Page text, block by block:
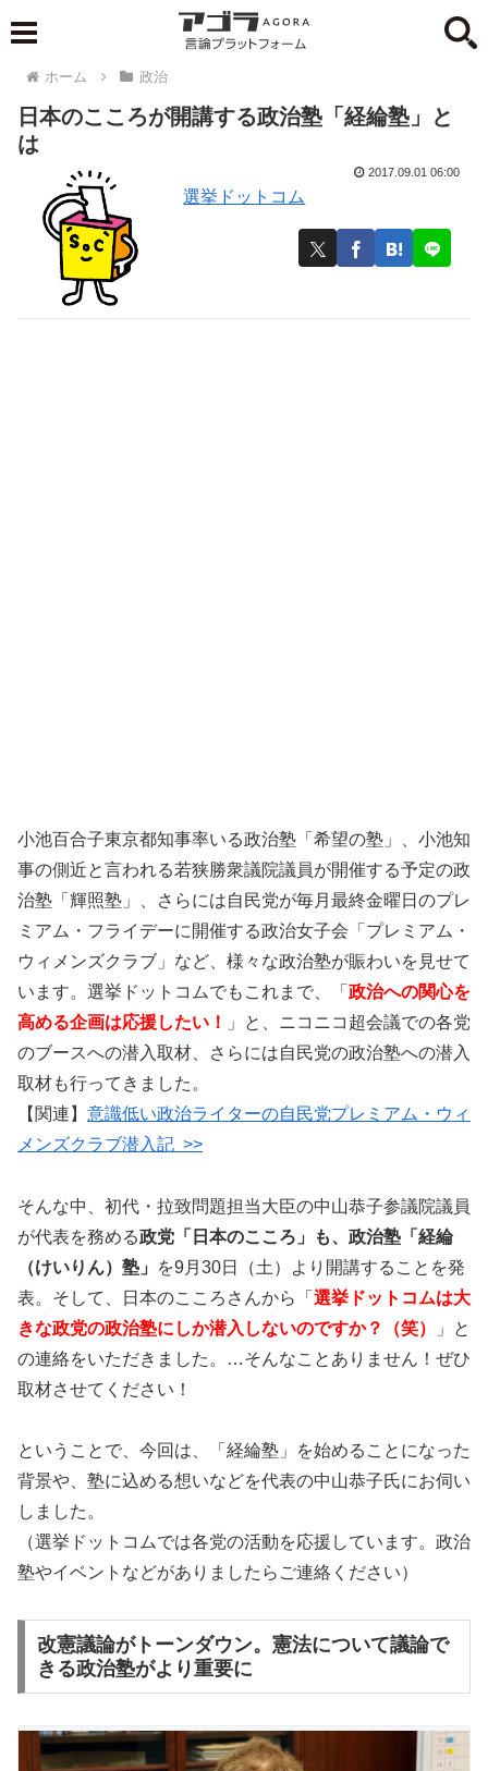
ホーム 政治
日本のこころが開講する政治塾「経綸塾」と
は
選挙ドットコム
2017.09.01 06:00
小池百合子東京都知事率いる政治塾「希望の塾」、小池知
事の側近と言われる若狭勝衆議院議員が開催する予定の政
治塾「輝照塾」、さらには自民党が毎月最終金曜日のプレ
ミアム・フライデーに開催する政治女子会「プレミアム・
ウィメンズクラブ」など、様々な政治塾が賑わいを見せて
います。選挙ドットコムでもこれまで、「 政治への関心を
高める企画は応援したい！
」と、ニコニコ超会議での各党
のブースへの潜入取材、さらには自民党の政治塾への潜入
取材も行ってきました。
【関連】 意識低い政治ライターの自民党プレミアム・ウィ
メンズクラブ潜入記 >>
そんな中、初代・拉致問題担当大臣の中山恭子参議院議員
が代表を務める政党「日本のこころ」も、政治塾「経綸
（けいりん）塾」
を9月30日（土）より開講することを発
表。そして、日本のこころさんから「 選挙ドットコムは大
きな政党の政治塾にしか潜入しないのですか？（笑）
」と
の連絡をいただきました。…そんなことありません！ぜひ
取材させてください！
ということで、今回は、「経綸塾」を始めることになった
背景や、塾に込める想いなどを代表の中山恭子氏にお伺い
しました。
（選挙ドットコムでは各党の活動を応援しています。政治
塾やイベントなどがありましたらご連絡ください）
改憲議論がトーンダウン。憲法について議論で
きる政治塾がより重要に